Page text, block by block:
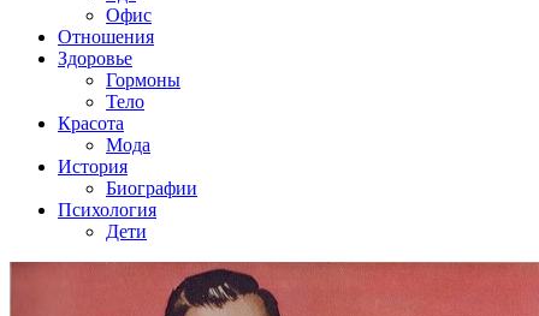
Офис
Отношения
Здоровье
Гормоны
Тело
Красота
Мода
История
Биографии
Психология
Дети